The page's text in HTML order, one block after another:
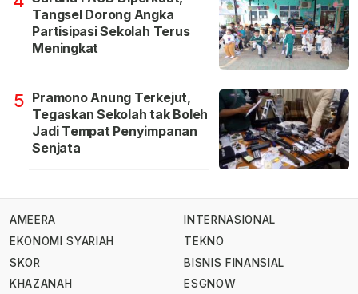
Tangsel Dorong Angka
Partisipasi Sekolah Terus
Meningkat
5 Pramono Anung Terkejut,
Tegaskan Sekolah tak Boleh
Jadi Tempat Penyimpanan
Senjata
AMEERA
EKONOMI SYARIAH
SKOR
KHAZANAH
INTERNASIONAL
TEKNO
BISNIS FINANSIAL
ESGNOW